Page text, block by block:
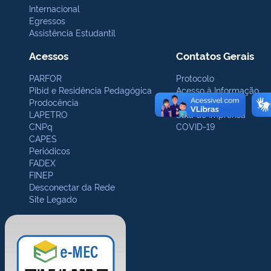
Internacional
Egressos
Assistência Estudantil
Acessos
PARFOR
Pibid e Residência Pedagógica
Prodocência
LAPETRO
CNPq
CAPES
Periódicos
FADEX
FINEP
Desconectar da Rede
Site Legado
Contatos Gerais
Protocolo
Acesso à Informação
Ouvidoria
Sala de Imprensa
COVID-19